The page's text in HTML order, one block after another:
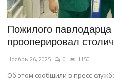
Пожилого
прооперировал
Ноябрь 26, 2025 0 1150
Об этом сообщили в пресс-